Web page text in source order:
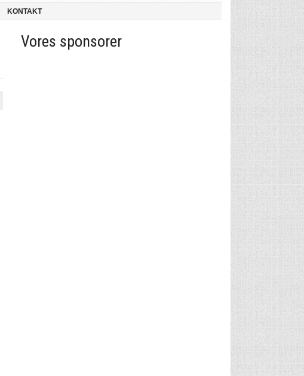
KONTAKT
Vores sponsorer